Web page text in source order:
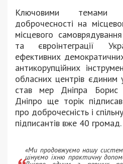
Ключовими темами
доброчесності на
місцевого
та євроінтеграції
ефективних
антикорупційних
обласних центрів єдиним
став мер Дніпра Борис
Дніпро ще торік
про доброчесність і
підписантів вже 40 громад.
«Ми продовжуємо нашу
цінуємо їхню практичну